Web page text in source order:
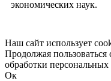
экономических наук.
Наш сайт использует
Продолжая пользоваться
обработки
Ок